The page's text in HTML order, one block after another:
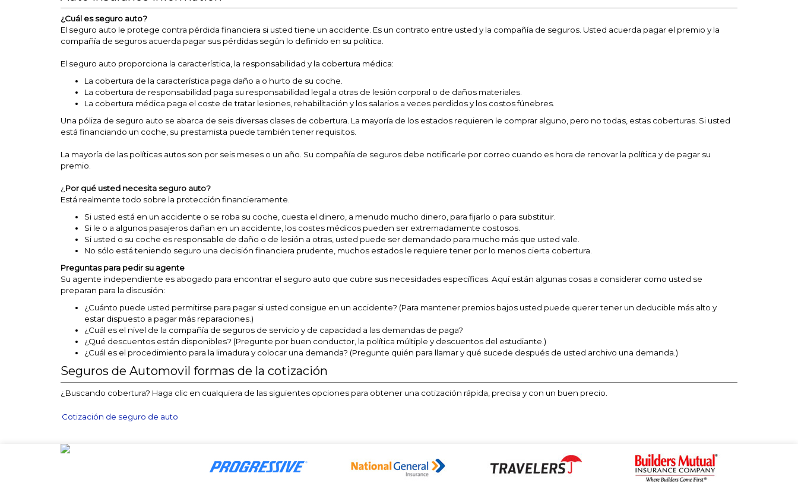
¿Cuál es seguro auto?
El seguro auto le protege contra pérdida financiera si usted tiene un accidente. Es un contrato entre usted y la compañía de seguros. Usted acuerda pagar el premio y la
compañía de seguros acuerda pagar sus pérdidas según lo definido en su política.
El seguro auto proporciona la característica, la responsabilidad y la cobertura médica:
La cobertura de la característica paga daño a o hurto de su coche.
La cobertura de responsabilidad paga su responsabilidad legal a otras de lesión corporal o de daños materiales.
La cobertura médica paga el coste de tratar lesiones, rehabilitación y los salarios a veces perdidos y los costos fúnebres.
Una póliza de seguro auto se abarca de seis diversas clases de cobertura. La mayoría de los estados requieren le comprar alguno, pero no todas, estas coberturas. Si usted
está financiando un coche, su prestamista puede también tener requisitos.
La mayoría de las políticas autos son por seis meses o un año. Su compañía de seguros debe notificarle por correo cuando es hora de renovar la política y de pagar su
premio.
¿ Por qué usted necesita seguro auto?
Está realmente todo sobre la protección financieramente.
Si usted está en un accidente o se roba su coche, cuesta el dinero, a menudo mucho dinero, para fijarlo o para substituir.
Si le o a algunos pasajeros dañan en un accidente, los costes médicos pueden ser extremadamente costosos.
Si usted o su coche es responsable de daño o de lesión a otras, usted puede ser demandado para mucho más que usted vale.
No sólo está teniendo seguro una decisión financiera prudente, muchos estados le requiere tener por lo menos cierta cobertura.
Preguntas para pedir su agente
Su agente independiente es abogado para encontrar el seguro auto que cubre sus necesidades específicas. Aquí están algunas cosas a considerar como usted se
preparan para la discusión:
¿Cuánto puede usted permitirse para pagar si usted consigue en un accidente? (Para mantener premios bajos usted puede querer tener un deducible más alto y
estar dispuesto a pagar más reparaciones.)
¿Cuál es el nivel de la compañía de seguros de servicio y de capacidad a las demandas de paga?
¿Qué descuentos están disponibles? (Pregunte por buen conductor, la política múltiple y descuentos del estudiante.)
¿Cuál es el procedimiento para la limadura y colocar una demanda? (Pregunte quién para llamar y qué sucede después de usted archivo una demanda.)
Seguros de Automovil formas de la cotización
¿Buscando cobertura? Haga clic en cualquiera de las siguientes opciones para obtener una cotización rápida, precisa y con un buen precio.
Cotización de seguro de auto